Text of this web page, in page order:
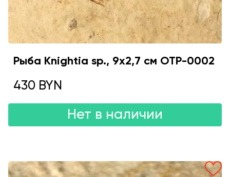
Рыба Knightia sp., 9x2,7 см OTP-0002
430 BYN
Нет в наличии